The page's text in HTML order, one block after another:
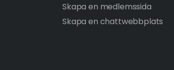
Skapa en medlemssida
Skapa en chattwebbplats